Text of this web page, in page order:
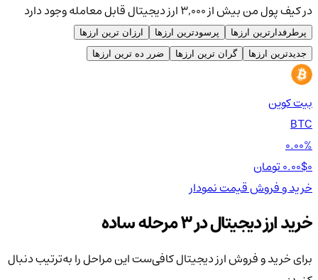
در کیف پول من بیش از ۳,۰۰۰ ارز دیجیتال قابل معامله وجود دارد
پرطرفدارترین ارزها پرسودترین ارزها
ارزان ترین ارزها
جدیدترین ارزها
گران ترین ارزها ضرر ده ترین ارزها
بیت کوین
BTC
0.00%
0.00$
خرید و فروشقیمتنمودار
خرید ارز دیجیتال در 3 مرحله ساده
برای خرید و فروش ارز دیجیتال کافی‌ست این مراحل را به‌ترتیب دنبال